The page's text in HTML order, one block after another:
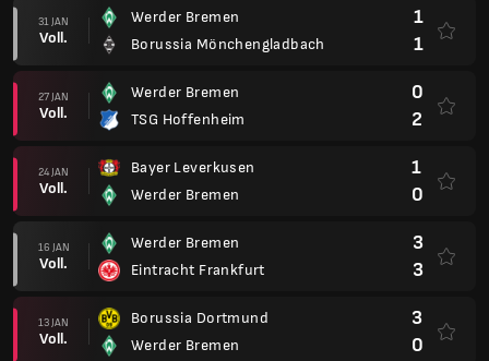
31 JAN
Voll.
Werder Bremen
Borussia Mönchengladbach
1
1
27 JAN
Voll.
Werder Bremen
TSG Hoffenheim
0
2
24 JAN
Voll.
Bayer Leverkusen
Werder Bremen
1
0
16 JAN
Voll.
Werder Bremen
Eintracht Frankfurt
3
3
13 JAN
Voll.
Borussia Dortmund
Werder Bremen
3
0